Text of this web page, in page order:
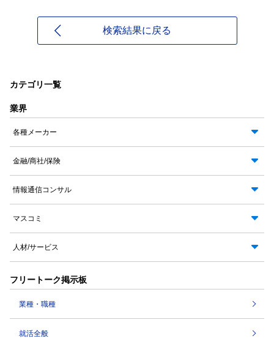
検索結果に戻る
カテゴリ一覧
業界
各種メーカー
金融/商社/保険
情報通信コンサル
マスコミ
人材/サービス
フリートーク掲示板
業種・職種
就活全般